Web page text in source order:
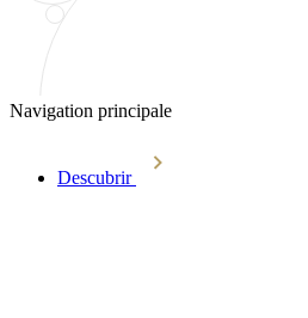
Navigation principale
Descubrir